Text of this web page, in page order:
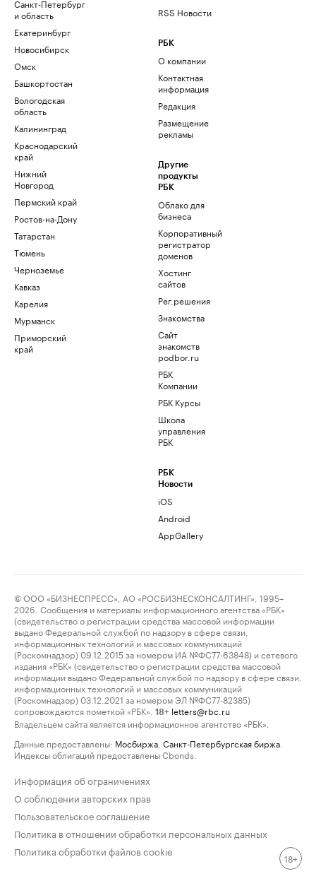
Санкт-Петербург
и область
Екатеринбург
Новосибирск
Омск
Башкортостан
Вологодская
область
Калининград
Краснодарский
край
Нижний
Новгород
Пермский край
Ростов-на-Дону
Татарстан
Тюмень
Черноземье
Кавказ
Карелия
Мурманск
Приморский
край
RSS Новости
РБК
О компании
Контактная
информация
Редакция
Размещение
рекламы
Другие
продукты
РБК
Облако для
бизнеса
Корпоративный
регистратор
доменов
Хостинг
сайтов
Рег.решения
Знакомства
Сайт
знакомств
podbor.ru
РБК
Компании
РБК Курсы
Школа
управления
РБК
РБК
Новости
iOS
Android
AppGallery
© ООО «БИЗНЕСПРЕСС», АО «РОСБИЗНЕСКОНСАЛТИНГ», 1995–
2026. Сообщения и материалы информационного агентства «РБК»
(свидетельство о регистрации средства массовой информации
выдано Федеральной службой по надзору в сфере связи,
информационных технологий и массовых коммуникаций
(Роскомнадзор) 09.12.2015 за номером ИА №ФС77-63848) и сетевого
издания «РБК» (свидетельство о регистрации средства массовой
информации выдано Федеральной службой по надзору в сфере связи,
информационных технологий и массовых коммуникаций
(Роскомнадзор) 03.12.2021 за номером ЭЛ №ФС77-82385)
сопровождаются пометкой «РБК».
18+ letters@rbc.ru
Владельцем сайта является информационное агентство «РБК».
Данные предоставлены: Мосбиржа Санкт-Петербургская биржа
Индексы облигаций предоставлены Cbonds.
Информация об ограничениях
О соблюдении авторских прав
Пользовательское соглашение
Политика в отношении обработки персональных данных
Политика обработки файлов cookie
18+